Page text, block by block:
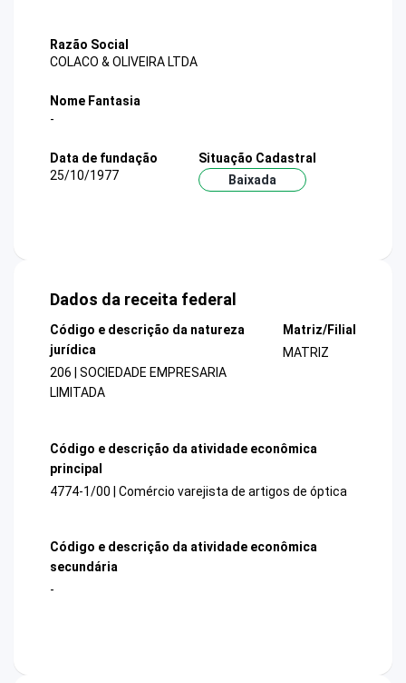
Razão Social
COLACO & OLIVEIRA LTDA
Nome Fantasia
-
Data de fundação
25/10/1977
Situação Cadastral
Baixada
Dados da receita federal
Código e descrição da natureza
jurídica
206 | SOCIEDADE EMPRESARIA
LIMITADA
Matriz/Filial
MATRIZ
Código e descrição da atividade econômica
principal
4774-1/00 | Comércio varejista de artigos de óptica
Código e descrição da atividade econômica
secundária
-